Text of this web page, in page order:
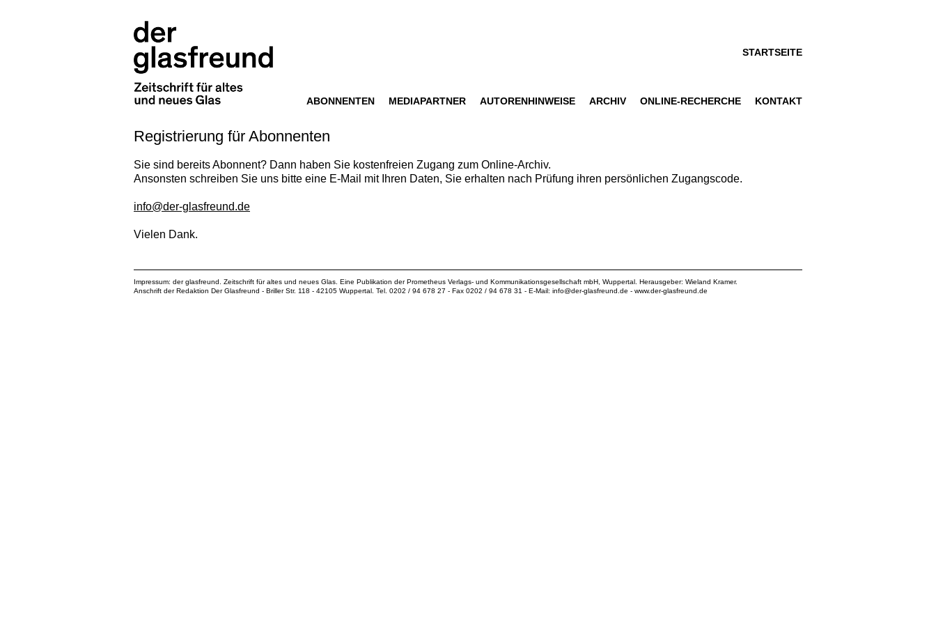
STARTSEITE
ABONNENTEN MEDIAPARTNER AUTORENHINWEISE ARCHIV ONLINE-RECHERCHE KONTAKT
Registrierung für Abonnenten
Sie sind bereits Abonnent? Dann haben Sie kostenfreien Zugang zum Online-Archiv.
Ansonsten schreiben Sie uns bitte eine E-Mail mit Ihren Daten, Sie erhalten nach Prüfung ihren persönlichen Zugangscode.
info@der-glasfreund.de
Vielen Dank.
Impressum: der glasfreund. Zeitschrift für altes und neues Glas. Eine Publikation derPrometheus Verlags- und Kommunikationsgesellschaft mbH , Wuppertal. Herausgeber: Wieland Kramer.
Anschrift der Redaktion Der Glasfreund - Briller Str. 118 - 42105 Wuppertal. Tel. 0202 / 94 678 27 - Fax 0202 / 94 678 31 - E-Mail: info@der-glasfreund.de - www.der-glasfreund.de